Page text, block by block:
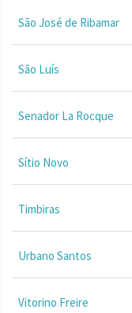
São José de Ribamar
São Luís
Senador La Rocque
Sítio Novo
Timbiras
Urbano Santos
Vitorino Freire